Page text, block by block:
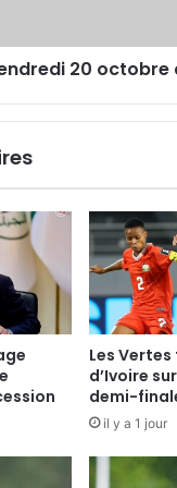
20 octobre
Les
d’Ivoire
demi-
il y a 1 jour